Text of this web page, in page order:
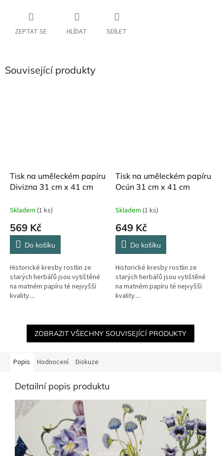
ZEPTAT SE HLÍDAT SDÍLET
Související produkty
Tisk na uměleckém papíru
Divizna 31 cm x 41 cm
Skladem (1 ks)
569 Kč
Do košíku
Historické kresby rostlin ze
starých herbářů jsou vytištěné
na matném papíru té nejvyšší
kvality....
Tisk na uměleckém papíru
Ocún 31 cm x 41 cm
Skladem (1 ks)
649 Kč
Do košíku
Historické kresby rostlin ze
starých herbářů jsou vytištěné
na matném papíru té nejvyšší
kvality....
ZOBRAZIT VŠECHNY SOUVISEJÍCÍ PRODUKTY
Popis Hodnocení Diskuze
Detailní popis produktu